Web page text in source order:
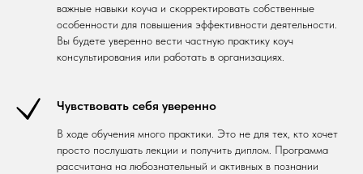
важные навыки коуча и скорректировать собственные
особенности для повышения эффективности деятельности.
Вы будете уверенно вести частную практику коуч
консультирования или работать в организациях.
Чувствовать себя уверенно
В ходе обучения много практики. Это не для тех, кто хочет
просто послушать лекции и получить диплом. Программа
рассчитана на любознательный и активных в познании